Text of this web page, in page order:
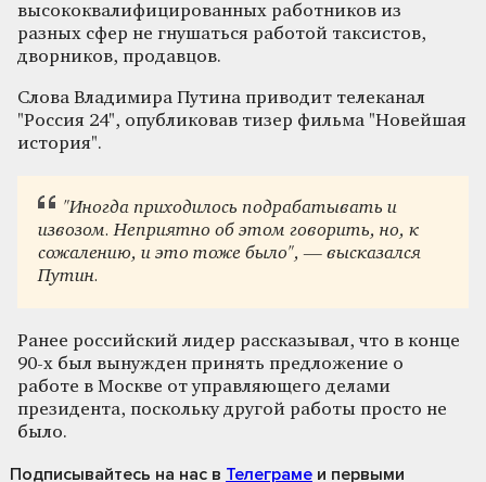
высококвалифицированных работников из
разных сфер не гнушаться работой таксистов,
дворников, продавцов.
Слова Владимира Путина приводит телеканал
"Россия 24", опубликовав тизер фильма "Новейшая
история".
"Иногда приходилось подрабатывать и
извозом. Неприятно об этом говорить, но, к
сожалению, и это тоже было", — высказался
Путин.
Ранее российский лидер рассказывал, что в конце
90-х был вынужден принять предложение о
работе в Москве от управляющего делами
президента, поскольку другой работы просто не
было.
Подписывайтесь на нас в Телеграме и первыми